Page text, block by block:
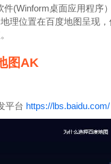
件(Winform桌面应用程序
理位置在百度地图呈现
图AK
平台 https://lbs.baidu.com/